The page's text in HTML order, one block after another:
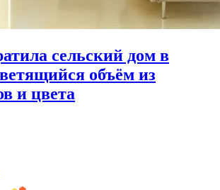
сельский дом в
объём из
и цвета